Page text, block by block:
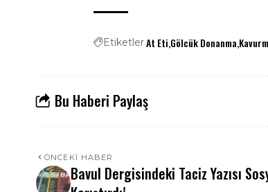
EtiketlerAt Eti Gölcük Donanma
Bu Haberi Paylaş
ÖNCEKI HABER
Bavul Dergisindeki Taciz Yazısı